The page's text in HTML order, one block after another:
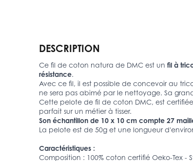
DESCRIPTION
Ce fil de coton natura de DMC est un fil à
résistance.
Avec ce fil, il est possible de concevoir au
ne sera pas abimé par le nettoyage. Sa
Cette pelote de fil de coton DMC, est certifiée
parfait sur un métier à tisser.
Son échantillon de 10 x 10 cm compte 27
La pelote est de 50g et une longueur
Caractéristiques :
Composition : 100% coton certifié Oeko-Tex -